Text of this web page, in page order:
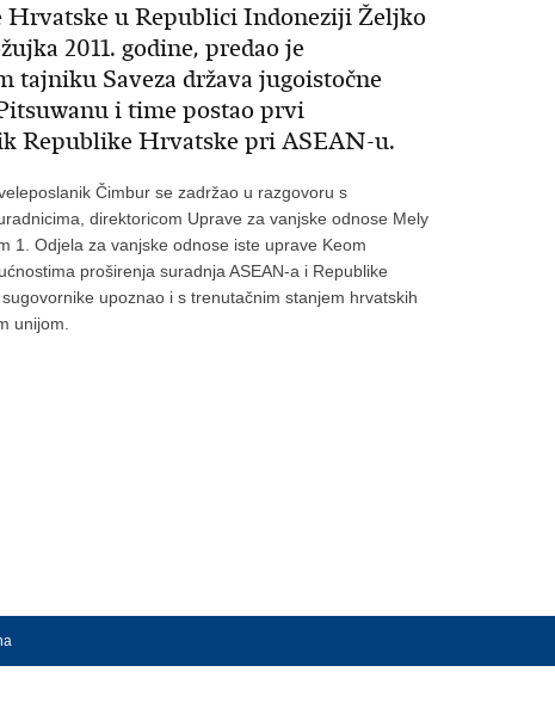
Hrvatske u Republici Indoneziji Željko
2011. godine, predao je
tajniku Saveza država jugoistočne
i time postao prvi
Republike Hrvatske pri ASEAN-u.
Čimbur se zadržao u razgovoru s
direktoricom Uprave za vanjske odnose Mely
1. Odjela za vanjske odnose iste uprave Keom
proširenja suradnja ASEAN-a i Republike
upoznao i s trenutačnim stanjem hrvatskih
unijom.